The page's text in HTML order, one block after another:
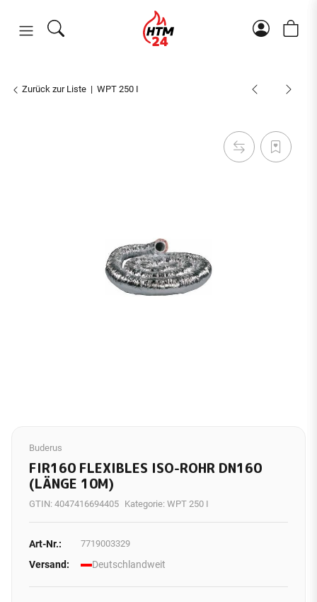
Zurück zur Liste WPT 250 I
Buderus
FIR160 FLEXIBLES ISO-ROHR DN160
(LÄNGE 10M)
GTIN: 4047416694405 Kategorie: WPT 250 I
Art-Nr.: 7719003329
Versand: Deutschlandweit